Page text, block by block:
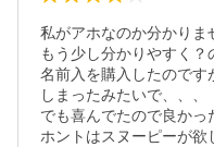
私がアホなのか分かりま
もう少し分かりやすく？
名前入を購入したのです
しまったみたいで、、、
でも喜んでたので良かっ
ホントはスヌーピーが